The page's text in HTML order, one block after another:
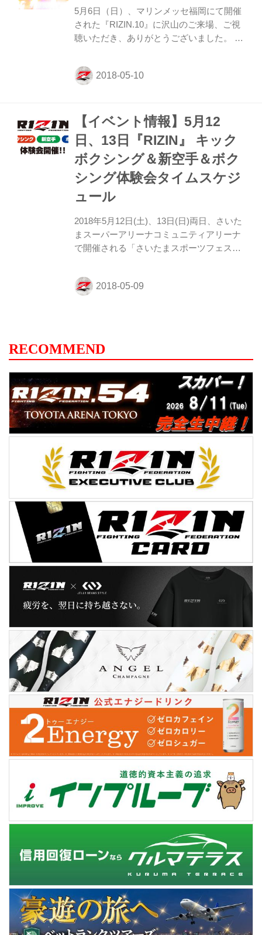
一緒に見学。極限まで絞り込んだファイタ
ーの肉体と、緊張感溢れるフェイストゥー
フェイスを生で観られる貴重な体験だ。 ハ
5月6日（日）、マリンメッセ福岡にて開催
された『RIZIN.10』に沢山のご来場、ご視
聴いただき、ありがとうございました。 盛
みなさまのご支援・ご声援の賜物です。 引
き続きのご支援・ご声援をよろしくお願い
ました」 格闘技の良いところも悪いところ
も全部詰まった大会だったと思います。 昨
年の福岡大会同様、天気は雨でした。前半
は判定が多く（会場の）空気が重かった。
格闘技はお互い真剣にフィニッシュへと向
かっていても、うまくかみ合わないことが
多々ある。観ている側からすればストレス
【イベント情報】5月12
日、13日『RIZIN』 キック
ボクシング＆新空手＆ボク
シング体験会タイムスケジ
ュール
2018年5月12日(土)、13日(日)両日、さいた
まスーパーアリーナコミュニティアリーナ
で開催される「さいたまスポーツフェステ
ボクシング、新空手、ボクシングの無料体
験のタイムスケジュールが決定！ プロが闘
も多数用意し、どなたでも気軽に参加でき
るので、格闘技の楽しさを是非、体験しよ
う！ 『RIZIN』キックボクシング・新空
手・ボクシング体験会 概要 ◆日時：2018
年5月12日（土）、13日（日）10時00分～
18時00分...
RECOMMEND